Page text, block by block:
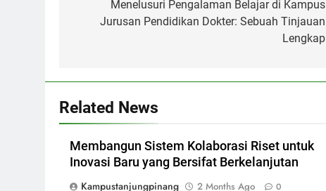
navigation
Menelusuri Pengalaman Belajar di Kampus
Jurusan Pendidikan Dokter: Sebuah Tinjauan
Lengkap
Related News
Membangun Sistem Kolaborasi Riset untuk
Inovasi Baru yang Bersifat Berkelanjutan
Kampustanjungpinang
2 Months Ago 0